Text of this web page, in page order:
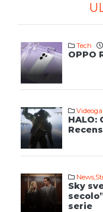
Tech
OPPO
HALO:
News,
Sky
serie